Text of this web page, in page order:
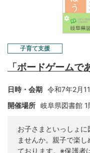
子育て支援
「ボードゲームで
日時・会期
令和7年2月
開催場所 岐阜県図書館 1
お子さまといっしょ
ませんか。親子で楽
ております。※保護者